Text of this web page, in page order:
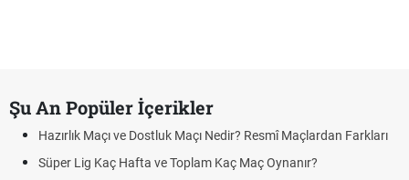
Şu An Popüler İçerikler
Hazırlık Maçı ve Dostluk Maçı Nedir? Resmî Maçlardan Farkları
Süper Lig Kaç Hafta ve Toplam Kaç Maç Oynanır?